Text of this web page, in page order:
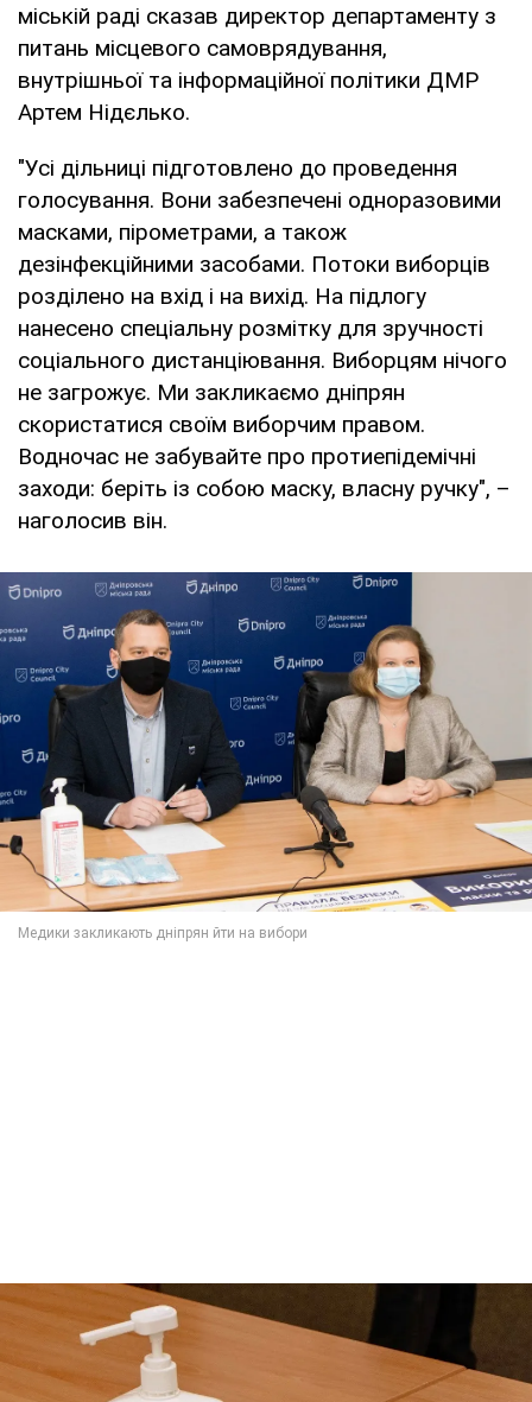
міській раді сказав директор департаменту з
питань місцевого самоврядування,
внутрішньої та інформаційної політики ДМР
Артем Нідєлько.
"Усі дільниці підготовлено до проведення
голосування. Вони забезпечені одноразовими
масками, пірометрами, а також
дезінфекційними засобами. Потоки виборців
розділено на вхід і на вихід. На підлогу
нанесено спеціальну розмітку для зручності
соціального дистанціювання. Виборцям нічого
не загрожує. Ми закликаємо дніпрян
скористатися своїм виборчим правом.
Водночас не забувайте про протиепідемічні
заходи: беріть із собою маску, власну ручку", –
наголосив він.